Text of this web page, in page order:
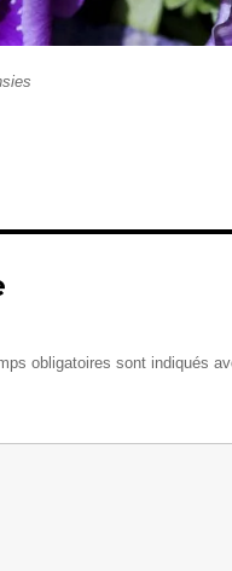
obligatoires sont indiqués